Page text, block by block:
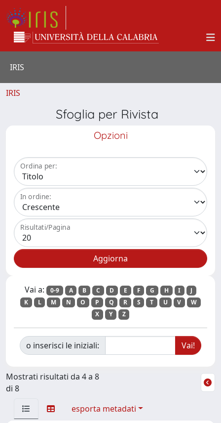
IRIS
IRIS
Sfoglia per Rivista
Opzioni
Ordina per:
In ordine:
Risultati/Pagina
Vai a: 0-9 A B C D E F G H I
J
K
L M N O P Q R S T U V
W
X
Y Z
o inserisci le iniziali:
Mostrati risultati da 4 a 8
di 8
esporta metadati